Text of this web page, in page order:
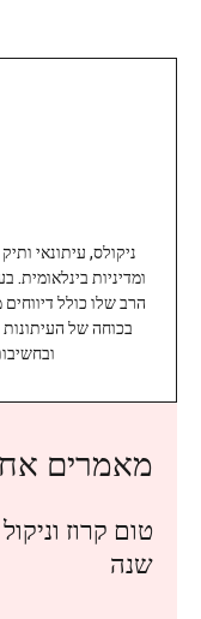
ומדיניות בינלאומית.
הרב שלו כולל
בכוחה של העיתונות
מאמרים
שנה